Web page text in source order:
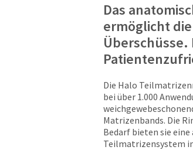
Das
ermöglicht
Die Halo
bei über 1.000
Matrizenbands. Die
Bedarf bieten sie
Teilmatrizensystem